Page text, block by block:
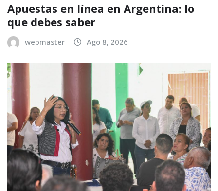
Apuestas en línea en Argentina: lo
que debes saber
webmaster Ago 8, 2026